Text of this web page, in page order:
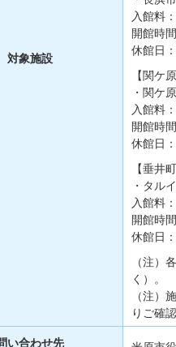
対象施設
入館料
開館時
休館日
【関ケ
・関ケ
入館料
開館時
休館日
【垂井町
・タル
入館料
開館時
休館日
（注）
く）。
（注）
りご確
い合わせ先